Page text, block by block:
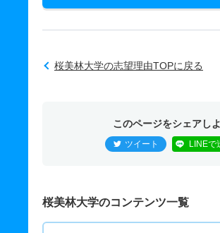
桜美林大学の志望理由TOPに戻る
このページをシェアし
ツイート LINEで
桜美林大学のコンテンツ一覧